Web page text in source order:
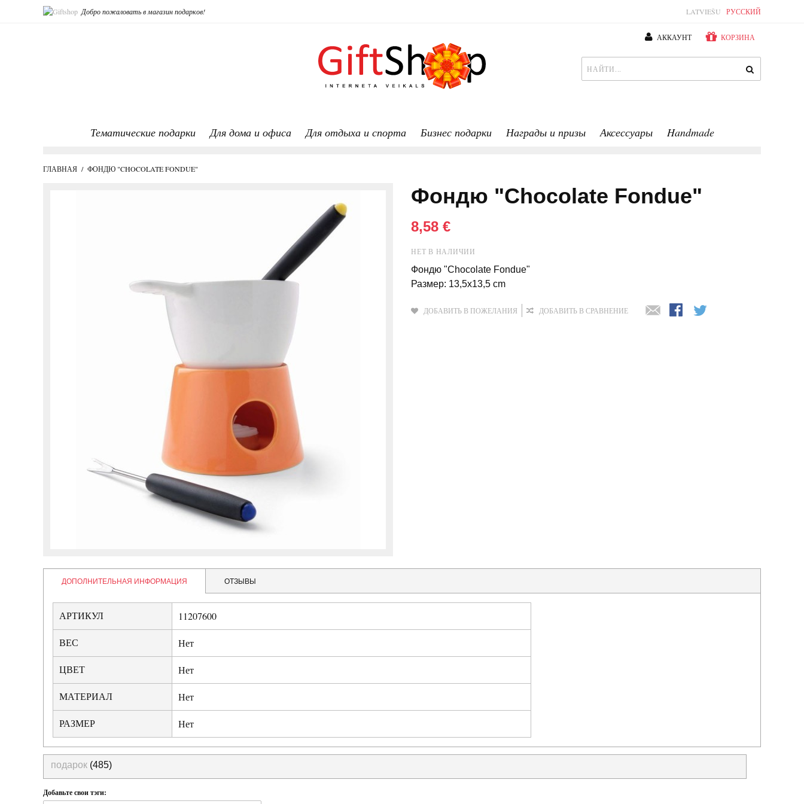
Добро пожаловать в магазин подарков! LATVIEŠU РУССКИЙ
АККАУНТ КОРЗИНА
Тематические подарки Для дома и офиса Для отдыха и спорта Бизнес подарки Награды и призы Аксессуары Handmade
ГЛАВНАЯ / ФОНДЮ "CHOCOLATE FONDUE"
Фондю "Chocolate Fondue"
8,58 €
НЕТ В НАЛИЧИИ
Фондю "Chocolate Fondue"
Размер: 13,5x13,5 cm
ДОБАВИТЬ В ПОЖЕЛАНИЯ ДОБАВИТЬ В СРАВНЕНИЕ
ДОПОЛНИТЕЛЬНАЯ ИНФОРМАЦИЯ ОТЗЫВЫ
АРТИКУЛ 11207600
ВЕС Нет
ЦВЕТ Нет
МАТЕРИАЛ Нет
РАЗМЕР Нет
подарок (485)
Добавьте свои тэги: